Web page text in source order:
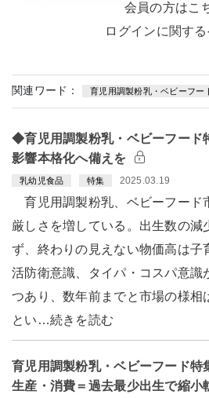
会員の方はこ
ログインに関す
関連ワード： 育児用調製粉乳・ベビーフー
◆育児用調製粉乳・ベビーフー
影響本格化へ備えを
乳幼児食品 特集 2025.03.19
育児用調製粉乳、ベビーフード
厳しさを増している。出生数の減
ず、終わりの見えない物価高は子
活防衛意識、タイパ・コスパ意識
つあり、数年前までと市場の様相
とい…続きを読む
育児用調製粉乳・ベビーフード特
生産・消費＝過去最少出生で縮小